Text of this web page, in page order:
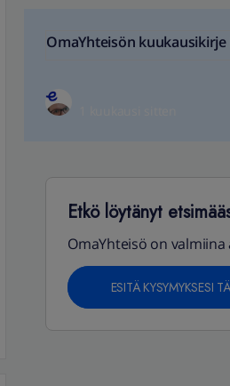
OmaYhteisön kuukausikirje
Etkö löytänyt
OmaYhteisö on
ESITÄ KYSYMYKSESI